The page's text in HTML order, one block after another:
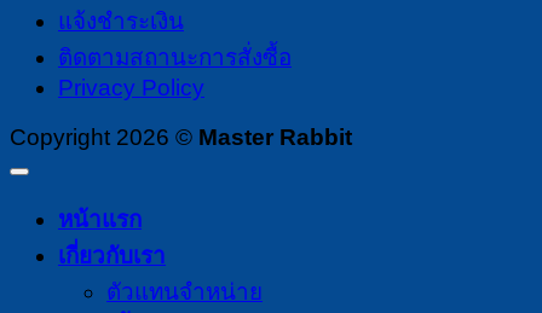
แจ้งชำระเงิน
ติดตามสถานะการสั่งซื้อ
Privacy Policy
Copyright 2026 © Master Rabbit
หน้าแรก
เกี่ยวกับเรา
ตัวแทนจำหน่าย